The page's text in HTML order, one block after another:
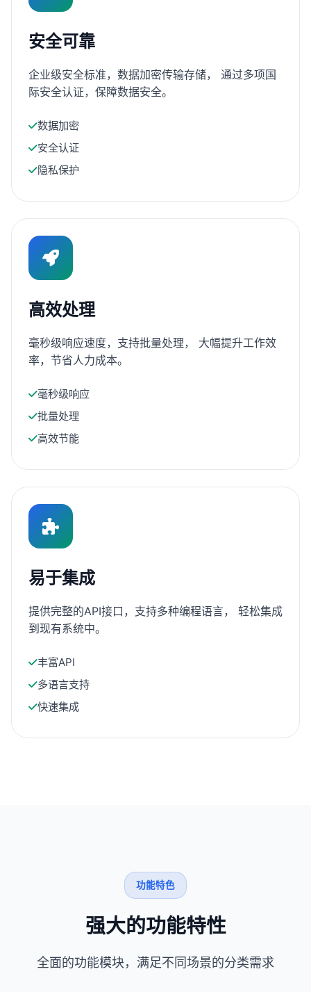
安全可靠
企业级安全标准，数据加密传输存储， 通过多项国
际安全认证，保障数据安全。
数据加密
安全认证
隐私保护
高效处理
毫秒级响应速度，支持批量处理， 大幅提升工作效
率，节省人力成本。
毫秒级响应
批量处理
高效节能
易于集成
提供完整的API接口，支持多种编程语言， 轻松集成
到现有系统中。
丰富API
多语言支持
快速集成
功能特色
强大的功能特性
全面的功能模块，满足不同场景的分类需求